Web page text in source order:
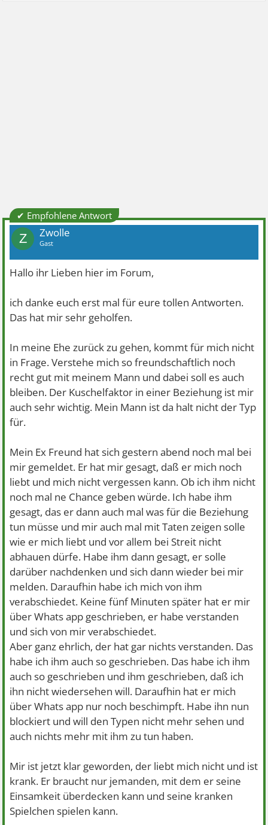
✔ Empfohlene Antwort
Z Zwolle
Gast
Hallo ihr Lieben hier im Forum,
ich danke euch erst mal für eure tollen Antworten.
Das hat mir sehr geholfen.
In meine Ehe zurück zu gehen, kommt für mich nicht
in Frage. Verstehe mich so freundschaftlich noch
recht gut mit meinem Mann und dabei soll es auch
bleiben. Der Kuschelfaktor in einer Beziehung ist mir
auch sehr wichtig. Mein Mann ist da halt nicht der Typ
für.
Mein Ex Freund hat sich gestern abend noch mal bei
mir gemeldet. Er hat mir gesagt, daß er mich noch
liebt und mich nicht vergessen kann. Ob ich ihm nicht
noch mal ne Chance geben würde. Ich habe ihm
gesagt, das er dann auch mal was für die Beziehung
tun müsse und mir auch mal mit Taten zeigen solle
wie er mich liebt und vor allem bei Streit nicht
abhauen dürfe. Habe ihm dann gesagt, er solle
darüber nachdenken und sich dann wieder bei mir
melden. Daraufhin habe ich mich von ihm
verabschiedet. Keine fünf Minuten später hat er mir
über Whats app geschrieben, er habe verstanden
und sich von mir verabschiedet.
Aber ganz ehrlich, der hat gar nichts verstanden. Das
habe ich ihm auch so geschrieben. Das habe ich ihm
auch so geschrieben und ihm geschrieben, daß ich
ihn nicht wiedersehen will. Daraufhin hat er mich
über Whats app nur noch beschimpft. Habe ihn nun
blockiert und will den Typen nicht mehr sehen und
auch nichts mehr mit ihm zu tun haben.
Mir ist jetzt klar geworden, der liebt mich nicht und ist
krank. Er braucht nur jemanden, mit dem er seine
Einsamkeit überdecken kann und seine kranken
Spielchen spielen kann.